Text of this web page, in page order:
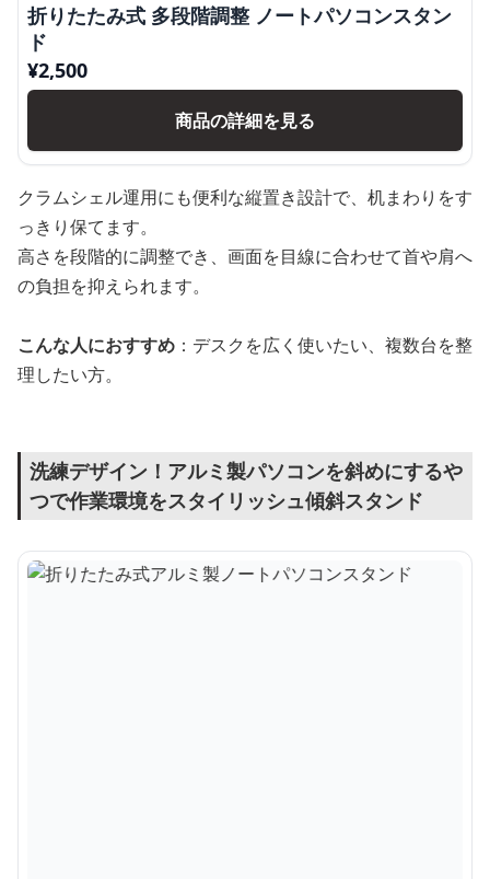
折りたたみ式 多段階調整 ノートパソコンスタン
ド
¥2,500
商品の詳細を見る
クラムシェル運用にも便利な縦置き設計で、机まわりをす
っきり保てます。
高さを段階的に調整でき、画面を目線に合わせて首や肩へ
の負担を抑えられます。
こんな人におすすめ ：デスクを広く使いたい、複数台を整
理したい方。
洗練デザイン！アルミ製パソコンを斜めにするや
つで作業環境をスタイリッシュ傾斜スタンド